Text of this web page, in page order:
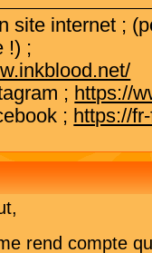
site internet ;
!) ;
; https://
; https://
rend compte